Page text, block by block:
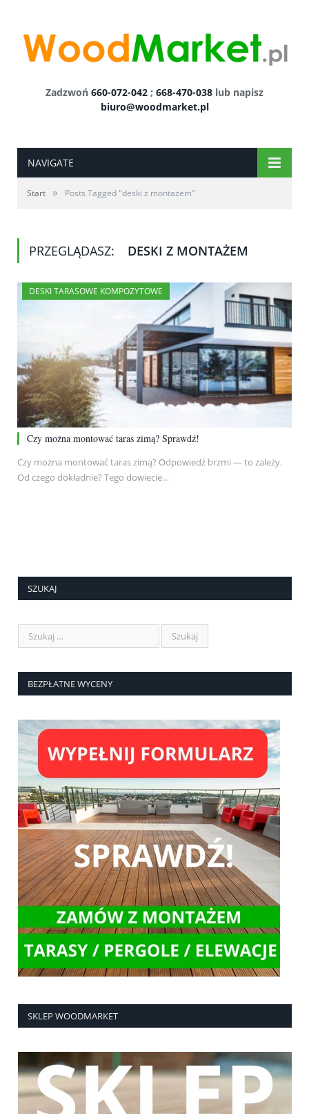
Zadzwoń 660-072-042 ; 668-470-038 lub napisz
biuro@woodmarket.pl
NAVIGATE
Start » Posts Tagged "deski z montażem"
PRZEGLĄDASZ: DESKI Z MONTAŻEM
DESKI TARASOWE KOMPOZYTOWE
Czy można montować taras zimą? Sprawdź!
Czy można montować taras zimą? Odpowiedź brzmi — to zależy.
Od czego dokładnie? Tego dowiecie…
SZUKAJ
BEZPŁATNE WYCENY
SKLEP WOODMARKET